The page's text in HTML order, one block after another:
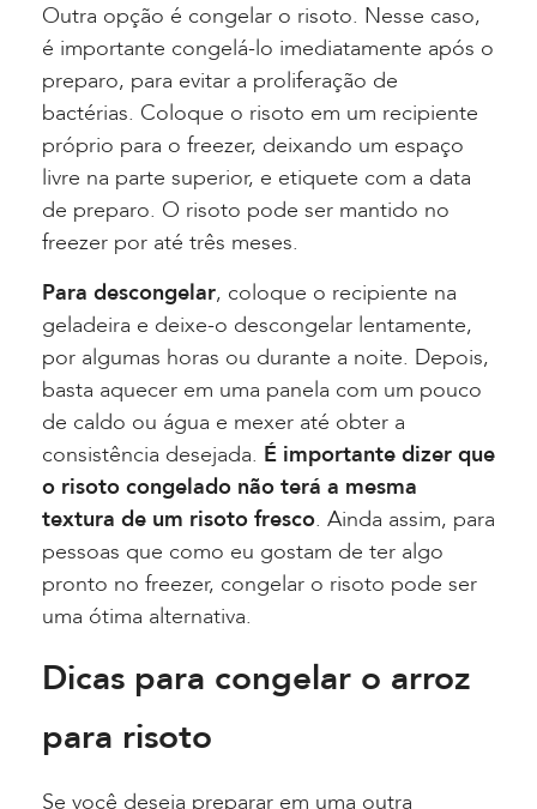
Outra opção é congelar o risoto. Nesse caso,
é importante congelá-lo imediatamente após o
preparo, para evitar a proliferação de
bactérias. Coloque o risoto em um recipiente
próprio para o freezer, deixando um espaço
livre na parte superior, e etiquete com a data
de preparo. O risoto pode ser mantido no
freezer por até três meses.
Para descongelar, coloque o recipiente na
geladeira e deixe-o descongelar lentamente,
por algumas horas ou durante a noite. Depois,
basta aquecer em uma panela com um pouco
de caldo ou água e mexer até obter a
consistência desejada. É importante dizer que
o risoto congelado não terá a mesma
textura de um risoto fresco. Ainda assim, para
pessoas que como eu gostam de ter algo
pronto no freezer, congelar o risoto pode ser
uma ótima alternativa.
Dicas para congelar o arroz
para risoto
Se você deseja preparar em uma outra